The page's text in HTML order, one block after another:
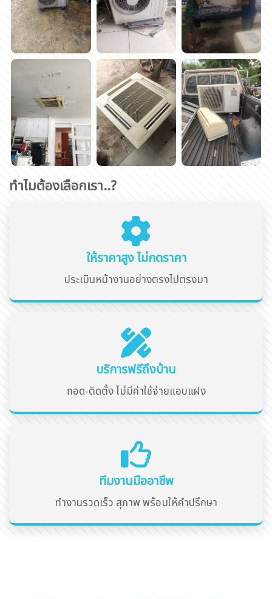
ทำไมต้องเลือกเรา..?
ให้ราคาสูง ไม่กดราคา
ประเมินหน้างานอย่างตรงไปตรงมา
บริการฟรีถึงบ้าน
ถอด-ติดตั้ง ไม่มีค่าใช้จ่ายแอบแฝง
ทีมงานมืออาชีพ
ทำงานรวดเร็ว สุภาพ พร้อมให้คำปรึกษา